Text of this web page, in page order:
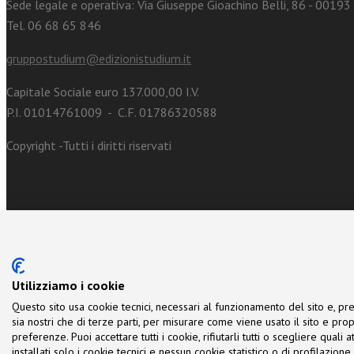
Sede legale e operativa: Via Giuseppe Gioachino Belli, 86 - 00193
Tel. 06 68 65 846
gruppostudium@edizionistudium.it
Capitale Sociale euro 137.000,00 I.V.
P.I. 01014761009 - C.F. 01786320588
Copyright -Tutti i diritti riservati
Utilizziamo i cookie
Questo sito usa cookie tecnici, necessari al funzionamento del sito e,
sia nostri che di terze parti, per misurare come viene usato il sito e
preferenze. Puoi accettare tutti i cookie, rifiutarli tutti o scegliere quali